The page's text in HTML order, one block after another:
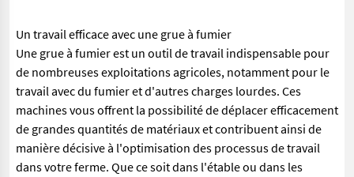
Un travail efficace avec une grue à fumier
Une grue à fumier est un outil de travail indispensable pour
de nombreuses exploitations agricoles, notamment pour le
travail avec du fumier et d'autres charges lourdes. Ces
machines vous offrent la possibilité de déplacer efficacement
de grandes quantités de matériaux et contribuent ainsi de
manière décisive à l'optimisation des processus de travail
dans votre ferme. Que ce soit dans l'étable ou dans les